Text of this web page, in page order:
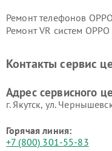
Ремонт телефонов OPPO
Ремонт VR систем OPPO
Контакты сервис
Адрес сервисного
г. Якутск, ул.
Горячая линия:
+7 (800) 301-55-83